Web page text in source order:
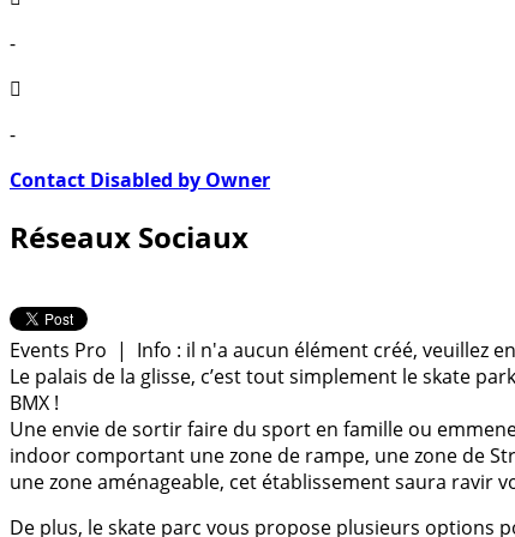
-
-
Contact Disabled by Owner
Réseaux Sociaux
Events Pro | Info : il n'a aucun élément créé, veuillez
Le palais de la glisse, c’est tout simplement le skate
BMX !
Une envie de sortir faire du sport en famille ou
indoor comportant une zone de rampe, une zone de
une zone aménageable, cet établissement saura ravir
De plus, le skate parc vous propose plusieurs options